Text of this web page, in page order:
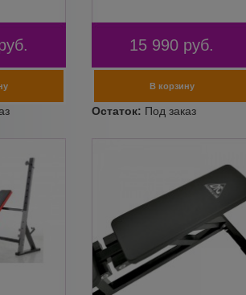
15 990 руб.